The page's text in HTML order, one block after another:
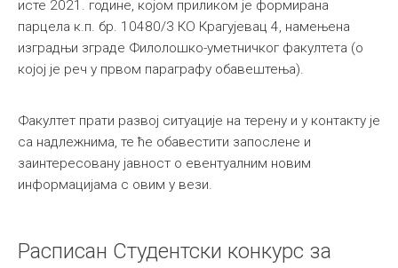
исте 2021. године, којом приликом је формирана
парцела к.п. бр. 10480/3 КО Крагујевац 4, намењена
изградњи зграде Филолошко-уметничког факултета (о
којој је реч у првом параграфу обавештења).
Факултет прати развој ситуације на терену и у контакту је
са надлежнима, те ће обавестити запослене и
заинтересовану јавност о евентуалним новим
информацијама с овим у вези.
Расписан Студентски конкурс за